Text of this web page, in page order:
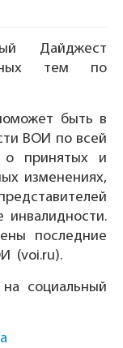
Дайджест
тем по
быть в
ВОИ по всей
о принятых и
изменениях,
инвалидности.
последние
(voi.ru).
социальный